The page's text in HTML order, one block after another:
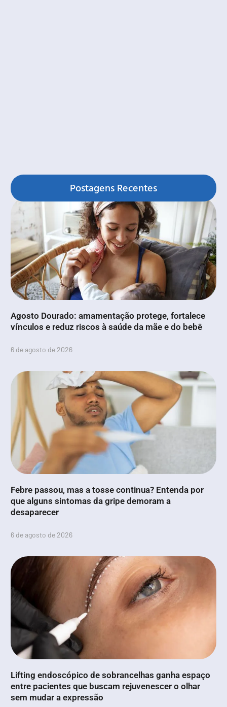
Postagens Recentes
Agosto Dourado: amamentação protege, fortalece
vínculos e reduz riscos à saúde da mãe e do bebê
6 de agosto de 2026
Febre passou, mas a tosse continua? Entenda por
que alguns sintomas da gripe demoram a
desaparecer
6 de agosto de 2026
Lifting endoscópico de sobrancelhas ganha espaço
entre pacientes que buscam rejuvenescer o olhar
sem mudar a expressão